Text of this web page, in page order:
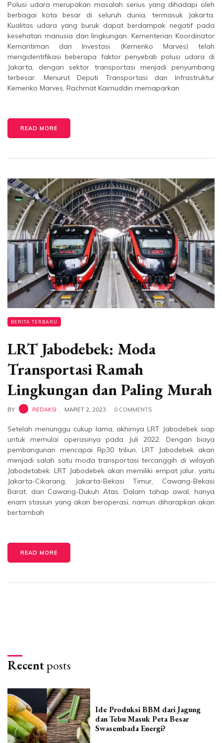
Polusi udara merupakan masalah serius yang dihadapi oleh
berbagai kota besar di seluruh dunia, termasuk Jakarta.
Kualitas udara yang buruk dapat berdampak negatif pada
kesehatan manusia dan lingkungan. Kementerian Koordinator
Kemaritiman dan Investasi (Kemenko Marves) telah
mengidentifikasi beberapa faktor penyebab polusi udara di
Jakarta, dengan sektor transportasi menjadi penyumbang
terbesar. Menurut Deputi Transportasi dan Infrastruktur
Kemenko Marves, Rachmat Kaimuddin memaparkan
READ MORE
BERITA TERBARU
LRT Jabodebek: Moda
Transportasi Ramah
Lingkungan dan Paling Murah
BY REDAKSI MARET 2, 2023 0 COMMENTS
Setelah menunggu cukup lama, akhirnya LRT Jabodebek siap
untuk memulai operasinya pada Juli 2022. Dengan biaya
pembangunan mencapai Rp30 triliun, LRT Jabodebek akan
menjadi salah satu moda transportasi tercanggih di wilayah
Jabodetabek. LRT Jabodebek akan memiliki empat jalur, yaitu
Jakarta-Cikarang, Jakarta-Bekasi Timur, Cawang-Bekasi
Barat, dan Cawang-Dukuh Atas. Dalam tahap awal, hanya
enam stasiun yang akan beroperasi, namun diharapkan akan
bertambah
READ MORE
Recentposts
Ide Produksi BBM dari Jagung
dan Tebu Masuk Peta Besar
Swasembada Energi?